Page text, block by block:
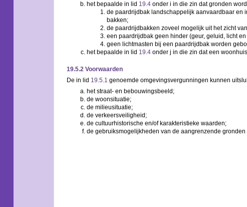
het bepaalde in lid 19.4onder i in die zin dat gronden
de paardrijdbak landschappelijk aanvaardbaar en
bakken;
de paardrijdbakken zoveel mogelijk uit het zicht
een paardrijdbak geen hinder (geur, geluid, licht
geen lichtmasten bij een paardrijdbak worden
het bepaalde in lid 19.4onder j in die zin dat een
19.5.2 Voorwaarden
De in lid 19.5.1 genoemde omgevingsvergunningen kunnen
het straat- en bebouwingsbeeld;
de woonsituatie;
de milieusituatie;
de verkeersveiligheid;
de cultuurhistorische en/of karakteristieke waarden;
de gebruiksmogelijkheden van de aangrenzende